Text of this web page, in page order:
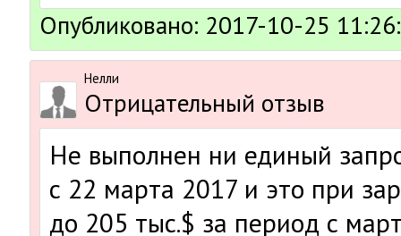
Опубликовано: 2017-10-25
Нелли
Отрицательный отзыв
Не выполнен ни единый
с 22 марта 2017 и это при
до 205 тыс.$ за период с